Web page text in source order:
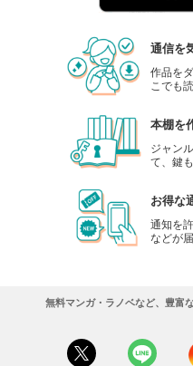
通信を
作品を
こでも
本棚を
ジャン
て、鍵
お得な
通知を
などが
無料マンガ・ラノベなど、豊富